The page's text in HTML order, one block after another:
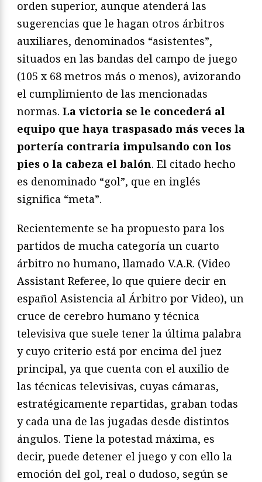
orden superior, aunque atenderá las
sugerencias que le hagan otros árbitros
auxiliares, denominados “asistentes”,
situados en las bandas del campo de juego
(105 x 68 metros más o menos), avizorando
el cumplimiento de las mencionadas
normas. La victoria se le concederá al
equipo que haya traspasado más veces la
portería contraria impulsando con los
pies o la cabeza el balón. El citado hecho
es denominado “gol”, que en inglés
significa “meta”.
Recientemente se ha propuesto para los
partidos de mucha categoría un cuarto
árbitro no humano, llamado V.A.R. (Video
Assistant Referee, lo que quiere decir en
español Asistencia al Árbitro por Video), un
cruce de cerebro humano y técnica
televisiva que suele tener la última palabra
y cuyo criterio está por encima del juez
principal, ya que cuenta con el auxilio de
las técnicas televisivas, cuyas cámaras,
estratégicamente repartidas, graban todas
y cada una de las jugadas desde distintos
ángulos. Tiene la potestad máxima, es
decir, puede detener el juego y con ello la
emoción del gol, real o dudoso, según se